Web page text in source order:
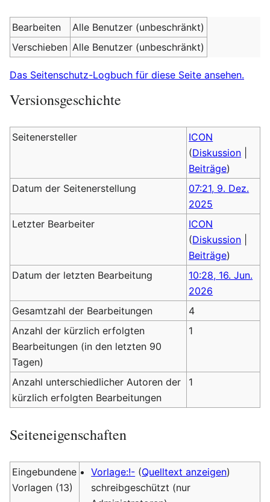
Bearbeiten
Alle Benutzer (unbeschränkt)
Verschieben Alle Benutzer (unbeschränkt)
Das Seitenschutz-Logbuch für diese Seite ansehen.
Versionsgeschichte
Seitenersteller
ICON
(Diskussion
Beiträge)
Datum der Seitenerstellung
07:21, 9. Dez.
2025
Letzter Bearbeiter
ICON
(Diskussion
Beiträge)
Datum der letzten Bearbeitung
10:28, 16. Jun.
2026
Gesamtzahl der Bearbeitungen
4
Anzahl der kürzlich erfolgten
Bearbeitungen (in den letzten 90
Tagen)
1
Anzahl unterschiedlicher Autoren der
kürzlich erfolgten Bearbeitungen
1
Seiteneigenschaften
Eingebundene
Vorlagen (13)
Vorlage:!- (Quelltext anzeigen)
schreibgeschützt (nur